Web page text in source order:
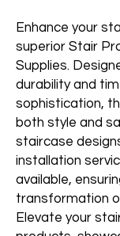
Enhance your
superior Stair
Supplies.
durability and
sophistication,
both style and
staircase
installation
available,
transformation
Elevate your